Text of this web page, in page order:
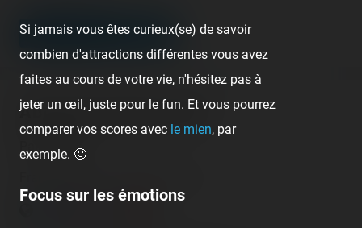
LEAVE A COMMENT
About this theme park
Parc Astérix
Si jamais vous êtes curieux(se) de savoir
combien d'attractions différentes vous avez
faites au cours de votre vie, n'hésitez pas à
jeter un œil, juste pour le fun. Et vous pourrez
comparer vos scores avec le mien, par
exemple. 🙂
Focus sur les émotions